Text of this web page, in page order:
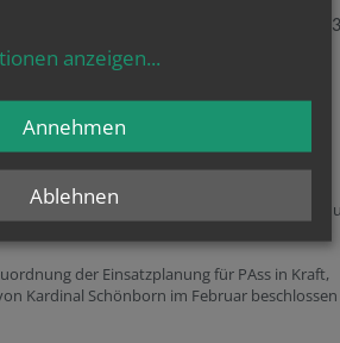
sei hier nur verwiesen: CIC
gentium Nr. 33, Dekret über das
deutschen Bistümer 1975; Wiener
Textes ist ein Absatz über die
der Einsatzplanung für PAss in Kraft,
Kardinal Schönborn im Februar beschlossen
anzeigen...
Ablehnen
Annehmen